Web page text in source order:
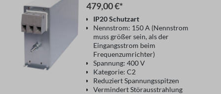
479,00 €*
IP20 Schutzart
Nennstrom: 150 A (Nennstrom
muss größer sein, als der
Eingangsstrom beim
Frequenzumrichter)
Spannung: 400 V
Kategorie: C2
Reduziert Spannungsspitzen
Vermindert Störausstrahlung